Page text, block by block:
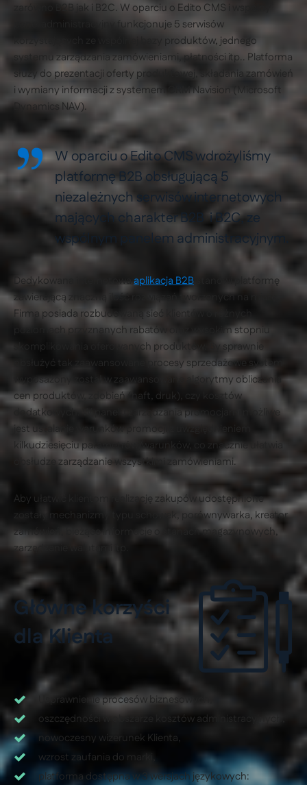
zarówno B2B jak i B2C. W oparciu o Edito CMS i wspólny
panel administracyjny funkcjonuje 5 serwisów
korzystających ze wspólnej bazy produktów, jednego
systemu zarządzania zamówieniami, płatności itp.. Platforma
służy do prezentacji oferty produktowej, składania zamówień
i wymiany informacji z systemem CRM Navision (Microsoft
Dynamics NAV).
W oparciu o Edito CMS wdrożyliśmy
platformę B2B obsługującą 5
niezależnych serwisów internetowych
mających charakter B2B i B2C, ze
wspólnym panelem administracyjnym.
Dedykowana internetowaaplikacja B2B stanowi platformę
zawierającą znaczną ilość rozwiązań tworzonych na miarę.
Firma posiada rozbudowaną sieć klientów o różnych
poziomach przyznanych rabatów oraz wysokim stopniu
skomplikowania oferowanych produktów. By sprawnie
obsłużyć tak zaawansowane procesy sprzedażowe system
wyposażony został w zaawansowane algorytmy obliczania
cen produktów, zdobień (haft, druk), czy kosztów
dodatkowych. W panelu zarządzania promocjami możliwe
jest ustalanie warunków promocji z uwzględnieniem
kilkudziesięciu parametrów/warunków, co znacznie ułatwia
obsłudze zarządzanie wszystkimi zamówieniami.
Aby ułatwić klientom realizację zakupów udostępnione
zostały mechanizmy typu schowek, porównywarka, kreator
zamówień, bieżące informacje o stanach magazynowych,
zarządzanie walutami itp.
Główne korzyści
dla Klienta
Usprawnienie procesów biznesowych,
oszczędności w obszarze kosztów administracyjnych,
nowoczesny wizerunek Klienta,
wzrost zaufania do marki,
platforma dostępna w 3 wersjach językowych: